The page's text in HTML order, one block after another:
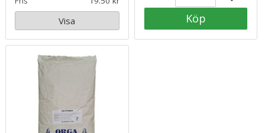
Visa Köp